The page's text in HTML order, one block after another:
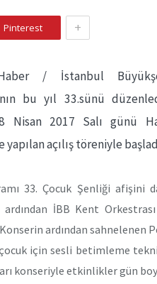
Pinterest +
/ İstanbul
bu yıl 33.sünü
Nisan 2017 Salı günü
yapılan açılış töreniyle
33. Çocuk Şenliği afişini
ardından İBB Kent
ardından sahnelenen
için sesli betimleme
konseriyle etkinlikler gün